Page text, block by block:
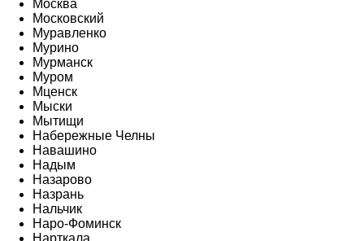
Москва
Московский
Муравленко
Мурино
Мурманск
Муром
Мценск
Мыски
Мытищи
Набережные Челны
Навашино
Надым
Назарово
Назрань
Нальчик
Наро-Фоминск
Нарткала